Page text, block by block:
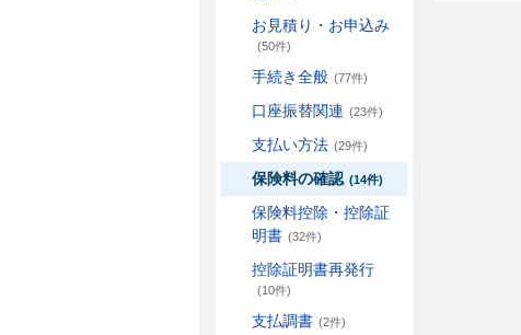
お見積り・お申込み
(50件)
手続き全般 (77件)
口座振替関連 (23件)
支払い方法 (29件)
保険料の確認 (14件)
保険料控除・控除証
明書 (32件)
控除証明書再発行
(10件)
支払調書 (2件)